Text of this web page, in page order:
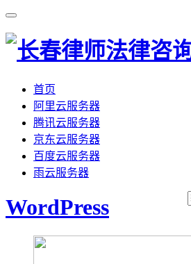
首页
阿里云服务器
腾讯云服务器
京东云服务器
百度云服务器
雨云服务器
WordPress